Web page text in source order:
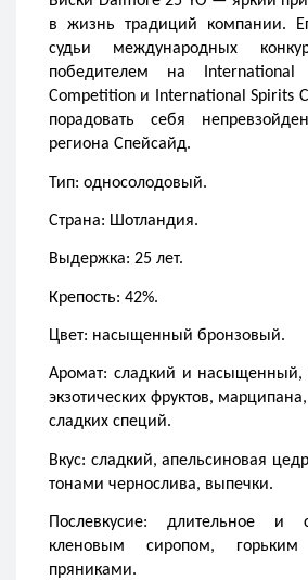
в жизнь традиций компании.
судьи международных
победителем на
Competition и International Spirits
порадовать себя
региона Спейсайд.
Тип: односолодовый.
Страна: Шотландия.
Выдержка: 25 лет.
Крепость: 42%.
Цвет: насыщенный бронзовый.
Аромат: сладкий и насыщенный,
экзотических фруктов,
сладких специй.
Вкус: сладкий, апельсиновая
тонами чернослива, выпечки.
Послевкусие: длительное и
кленовым сиропом,
пряниками.